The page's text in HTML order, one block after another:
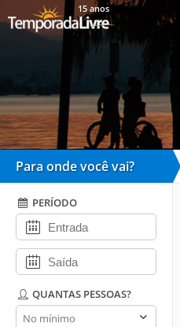
15 anos
Para onde você vai?
PERÍODO
QUANTAS PESSOAS?
Quantas